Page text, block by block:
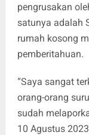
pengrusakan
satunya adalah
rumah kosong
pemberitahuan.
“Saya sangat
orang-orang
sudah
10 Agustus